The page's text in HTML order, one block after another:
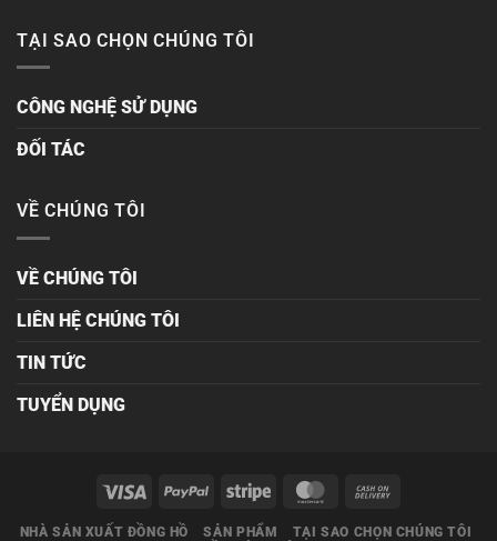
TẠI SAO CHỌN CHÚNG TÔI
CÔNG NGHỆ SỬ DỤNG
ĐỐI TÁC
VỀ CHÚNG TÔI
VỀ CHÚNG TÔI
LIÊN HỆ CHÚNG TÔI
TIN TỨC
TUYỂN DỤNG
NHÀ SẢN XUẤT ĐỒNG HỒ SẢN PHẨM
TẠI SAO CHỌN CHÚNG TÔI